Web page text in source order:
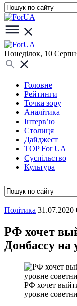
Понеділок, 10
Головне
Рейтинги
Точка зору
Аналітика
Інтерв’ю
Столиця
Дайджест
TOP For UA
Суспiльство
Культура
Полiтика 31.07.2020
РФ хочет
Донбассу на
РФ хочет
уровне